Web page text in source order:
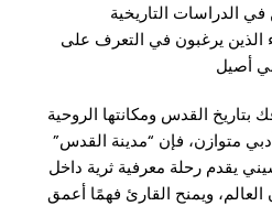
الدراسات التاريخية
الذين يرغبون في التعرف على
أصيل
القدس ومكانتها الروحية
متوازن، فإن “مدينة القدس”
يقدم رحلة معرفية ثرية داخل
ويمنح القارئ فهمًا أعمق